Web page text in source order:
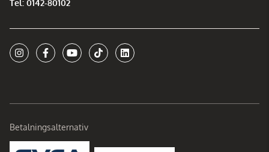
Tel: 0142-80102
Betalningsalternativ